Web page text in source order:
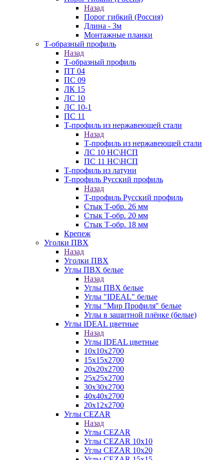
Назад
Порог гибкий (Россия)
Длина - 3м
Монтажные планки
Т-образный профиль
Назад
Т-образный профиль
ПТ 04
ПС 09
ЛК 15
ЛС 10
ЛС 10-1
ПС 11
Т-профиль из нержавеющей стали
Назад
Т-профиль из нержавеющей стали
ЛС 10 НС\НСП
ПС 11 НС\НСП
Т-профиль из латуни
Т-профиль Русский профиль
Назад
Т-профиль Русский профиль
Стык Т-обр. 26 мм
Стык Т-обр. 20 мм
Стык Т-обр. 18 мм
Крепеж
Уголки ПВХ
Назад
Уголки ПВХ
Углы ПВХ белые
Назад
Углы ПВХ белые
Углы "IDEAL" белые
Углы "Мир Профиля" белые
Углы в защитной плёнке (белые)
Углы IDEAL цветные
Назад
Углы IDEAL цветные
10х10х2700
15х15х2700
20х20х2700
25х25х2700
30х30х2700
40х40х2700
20х12х2700
Углы CEZAR
Назад
Углы CEZAR
Углы CEZAR 10х10
Углы CEZAR 10х20